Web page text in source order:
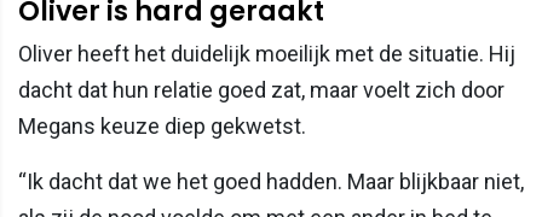
Oliver is hard geraakt
Oliver heeft het duidelijk moeilijk met de situatie. Hij
dacht dat hun relatie goed zat, maar voelt zich door
Megans keuze diep gekwetst.
“Ik dacht dat we het goed hadden. Maar blijkbaar niet,